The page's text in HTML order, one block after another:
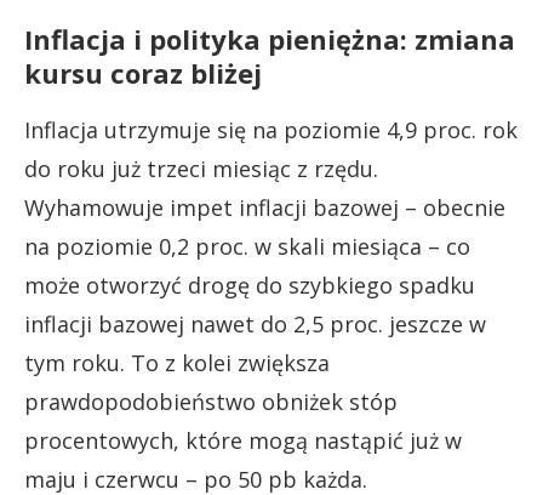
Inflacja i polityka pieniężna: zmiana
kursu coraz bliżej
Inflacja utrzymuje się na poziomie 4,9 proc. rok
do roku już trzeci miesiąc z rzędu.
Wyhamowuje impet inflacji bazowej – obecnie
na poziomie 0,2 proc. w skali miesiąca – co
może otworzyć drogę do szybkiego spadku
inflacji bazowej nawet do 2,5 proc. jeszcze w
tym roku. To z kolei zwiększa
prawdopodobieństwo obniżek stóp
procentowych, które mogą nastąpić już w
maju i czerwcu – po 50 pb każda.